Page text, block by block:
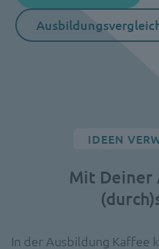
IDEEN
Mit Deiner
In der Ausbildung Kaffee